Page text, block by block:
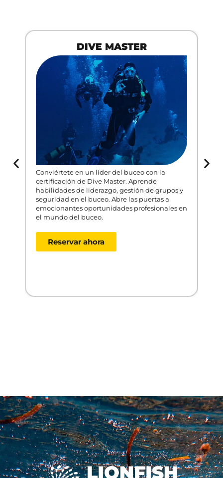
DIVE MASTER
Conviértete en un líder del buceo con la
certificación de Dive Master. Aprende
habilidades de liderazgo, gestión de grupos y
seguridad en el buceo. Abre las puertas a
emocionantes oportunidades profesionales en
el mundo del buceo.
Reservar ahora